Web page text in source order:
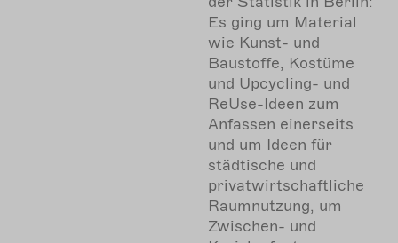
Es ging um Material
wie Kunst- und
Baustoffe, Kostüme
und Upcycling- und
ReUse-Ideen zum
Anfassen einerseits
und um Ideen für
städtische und
privatwirtschaftliche
Raumnutzung, um
Zwischen- und